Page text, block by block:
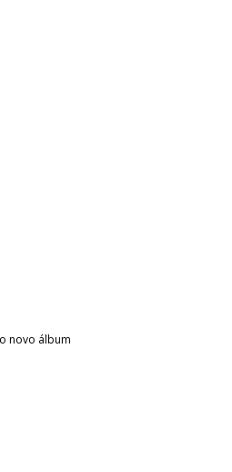
novo álbum